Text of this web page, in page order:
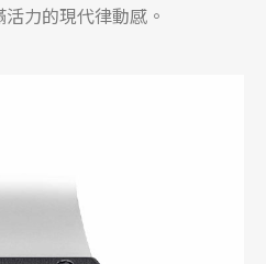
力的現代律動感。